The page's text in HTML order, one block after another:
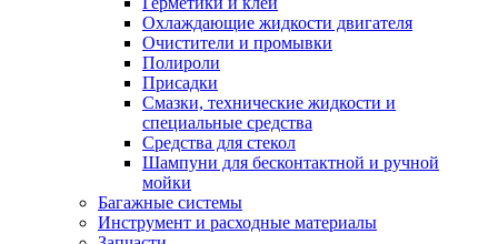
Охлаждающие жидкости двигателя
Очистители и промывки
Полироли
Присадки
Смазки, технические жидкости и
специальные средства
Средства для стекол
Шампуни для бесконтактной и ручной
мойки
Багажные системы
Инструмент и расходные материалы